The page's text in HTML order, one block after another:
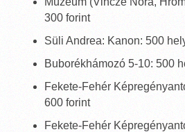
300 forint
Süli Andrea: Kanon: 500
Buborékhámozó 5-10: 500
Fekete-Fehér
600 forint
Fekete-Fehér